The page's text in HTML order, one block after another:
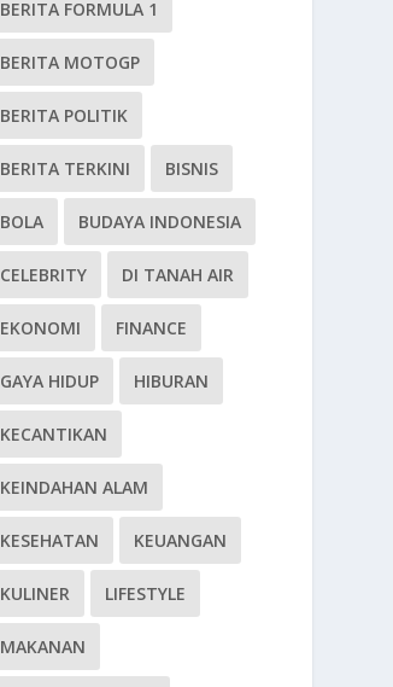
BERITA FORMULA 1
BERITA MOTOGP
BERITA POLITIK
BERITA TERKINI BISNIS
BOLA BUDAYA INDONESIA
CELEBRITY DI TANAH AIR
EKONOMI FINANCE
GAYA HIDUP HIBURAN
KECANTIKAN
KEINDAHAN ALAM
KESEHATAN KEUANGAN
KULINER LIFESTYLE
MAKANAN